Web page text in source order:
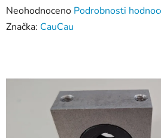
Průměrné
hodnocení
Neohodnoceno Podrobnosti
Značka: CauCau